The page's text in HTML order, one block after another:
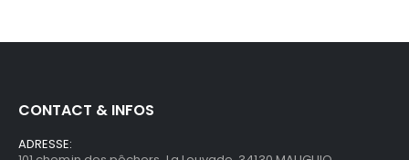
CONTACT & INFOS
ADRESSE: